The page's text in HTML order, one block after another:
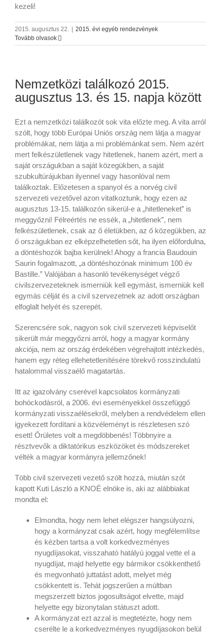
kezeli!
2015. augusztus 22.
2015. évi egyéb rendezvények
Tovább olvasok
Nemzetközi találkozó 2015.
augusztus 13. és 15. napja között
Ezt a nemzetközi találkozót sok vita előzte meg. A vita arról
szólt, hogy több Európai Uniós ország nem látja a magyar
problémákat, nem látja a mi problémánkat sem. Nem azért
mert felkészületlenek vagy hitetlenek, hanem azért, mert a
saját országukban a saját közegükben, a saját
szubkultúrájukban ilyennel vagy hasonlóval nem
találkoztak. Előzetesen a spanyol és a norvég civil
szervezeti vezetővel azon vitatkoztunk, hogy ezen az
augusztus 13-15. találkozón sikerül-e a „hitetleneket” is
meggyőzni! Félreértés ne essék, a „hitetlenek”, nem
felkészületlenek, csak az ő életükben, az ő közegükben, az
ő országukban ez elképzelhetetlen sőt, ha ilyen előfordulna,
a döntéshozók bajba kerülnek! Ahogy a francia Baudouin
Saurin fogalmazott, „a döntéshozónak minimum 100 év
Bastille.” Valójában a hasonló tevékenységet végző
civilszervezeteknek ismerniük kell egymást, ismerniük kell
egymás célját és a civil szervezetnek az adott országban
elfoglalt helyét és szerepét.
Szerencsére sok, nagyon sok civil szervezeti képviselőt
sikerült már meggyőzni arról, hogy a magyar kormány
akciója, nem az ország érdekében végrehajtott intézkedés,
hanem egy réteg ellehetetlenítésére törekvő rosszindulatú
hatalommal visszaélő magatartás.
Itt az igazolvány cserével kapcsolatos kormányzati
bohóckodásról, a 2006. évi eseményekkel összefüggő
kormányzati visszaélésekről, melyben a rendvédelem ellen
igyekezett fordítani a közvéleményt is részletesen szó
esett! Őrületes volt a megdöbbenés! Többnyire a
résztvevők a diktatórikus eszközöket és módszereket
vélték a magyar kormányra jellemzőnek!
Több civil szervezeti vezető szólt hozzá, miután szót
kapott Kuti László a KNOÉ elnöke is, aki az alábbiakat
mondta el:
Elmondta, hogy nem lehet elégszer hangsúlyozni,
hogy a kormányzat csak azért, hogy megfélemlítse
és kézben tartsa a volt korkedvezményes
nyugdíjasokat, visszaható hatályú joggal vette el a
nyugdíjat, majd helyette egy bármikor csökkenthető
és megvonható juttatást adott, melyet még
csökkentett is. Tehát jogszerűen a múltban
megszerzett biztos jogosultságot elvette, majd
helyette egy bizonytalan státuszt adott.
A kormányzat ezt azzal is megtetézte, hogy nem
cserélte le a korkedvezményes nyugdíjasokon belül